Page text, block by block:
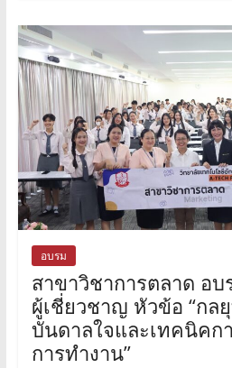
อบรม
สาขาวิชาการตลาด อบ
ผู้เชี่ยวชาญ หัวข้อ “กล
บันดาลใจและเทคนิคก
การทำงาน”